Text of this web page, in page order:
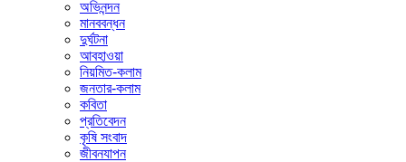
অভিনন্দন
মানববন্ধন
দুর্ঘটনা
আবহাওয়া
নিয়মিত-কলাম
জনতার-কলাম
কবিতা
প্রতিবেদন
কৃষি সংবাদ
জীবনযাপন